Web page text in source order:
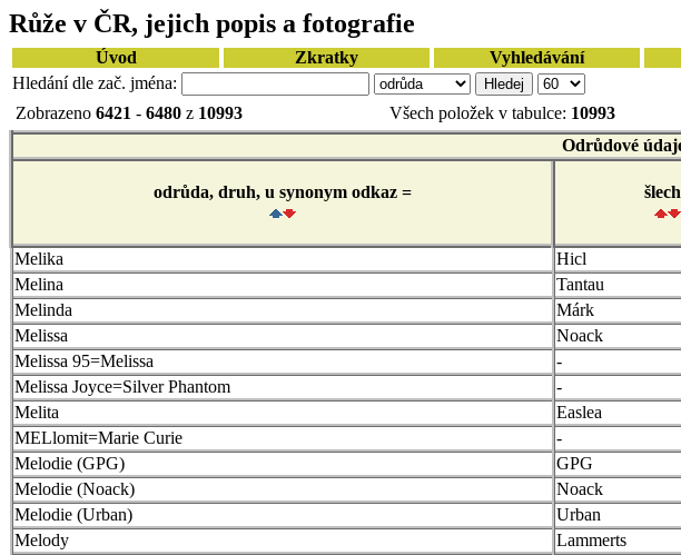
Růže v ČR, jejich popis a fotografie
Úvod Zkratky Vyhledávání
Hledání dle zač. jména:
Zobrazeno 6421 - 6480 z 10993 Všech položek v tabulce: 10993
Odrůdové
odrůda, druh, u synonym odkaz =
Melika Hicl
Melina
Tantau
Melinda
Márk
Melissa
Noack
Melissa 95=Melissa
-
Melissa Joyce=Silver Phantom
-
Melita
Easlea
MELlomit=Marie Curie
-
Melodie (GPG)
GPG
Melodie (Noack)
Noack
Melodie (Urban)
Urban
Melody
Lammerts